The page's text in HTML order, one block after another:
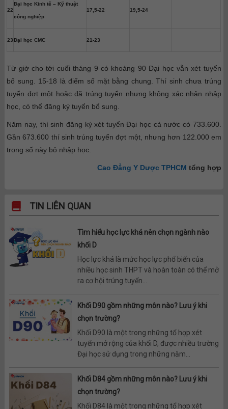
22
Đại học Kinh tế – Kỹ thuật
công nghiệp
17,5-22 19,5-24
23 Đại học CMC 21-23
Từ giờ cho tới cuối tháng 9 có khoảng 90 Đại học vẫn xét tuyển
bổ sung. 15-18 là điểm số mặt bằng chung. Thí sinh chưa trúng
tuyển đợt một hoặc đã trúng tuyển nhưng không xác nhận nhập
học, có thể đăng ký tuyển bổ sung.
Năm nay, thí sinh đăng ký xét tuyển Đại học cả nước có 733.600.
Gần 673.600 thí sinh trúng tuyển đợt một, nhưng hơn 122.000 em
trong số này bỏ nhập học.
Cao Đẳng Y Dược TPHCM tổng hợp
TIN LIÊN QUAN
Tìm hiểu học lực khá nên chọn ngành nào
khối D
Học lực khá là mức học lực phổ biến của
nhiều học sinh THPT và hoàn toàn có thể mở
ra cơ hội trúng tuyển...
Khối D90 gồm những môn nào? Lưu ý khi
chọn trường?
Khối D90 là một trong những tổ hợp xét
tuyển mở rộng của khối D, được nhiều trường
Đại học sử dụng trong những năm...
Khối D84 gồm những môn nào? Lưu ý khi
chọn trường?
Khối D84 là một trong những tổ hợp xét